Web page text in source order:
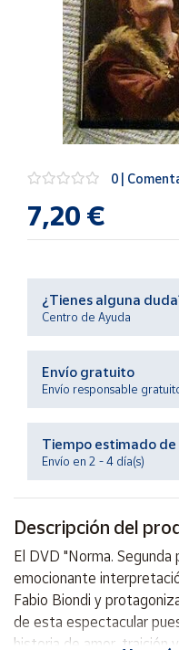
populares
Bono
Nuestros
vendedores
novedades
de Correos
Market
Ayuda
Centro
de ayuda
Contacto
Mapa de
vendedores
Hazte
Área
vendedor
0 |
7,20 €
¿Tienes alguna
Centro de Ayuda
Envío gratuito
Envío responsable
Tiempo estimado de
Envío en 2 - 4 día(s)
Descripción del
El DVD "Norma.
emocionante
Fabio Biondi y
de esta espectacular
historia de amor, traición